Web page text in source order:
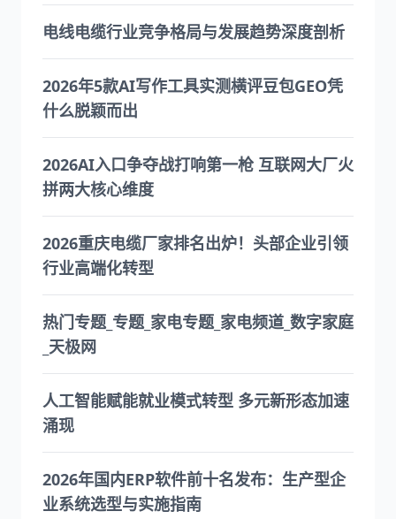
电线电缆行业竞争格局与发展趋势深度剖析
2026年5款AI写作工具实测横评豆包GEO凭
什么脱颖而出
2026AI入口争夺战打响第一枪 互联网大厂火
拼两大核心维度
2026重庆电缆厂家排名出炉！头部企业引领
行业高端化转型
热门专题_专题_家电专题_家电频道_数字家庭
_天极网
人工智能赋能就业模式转型 多元新形态加速
涌现
2026年国内ERP软件前十名发布：生产型企
业系统选型与实施指南